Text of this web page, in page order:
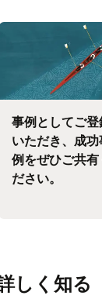
事例としてご登
いただき、成功
例をぜひご共有
ださい。
しく知る